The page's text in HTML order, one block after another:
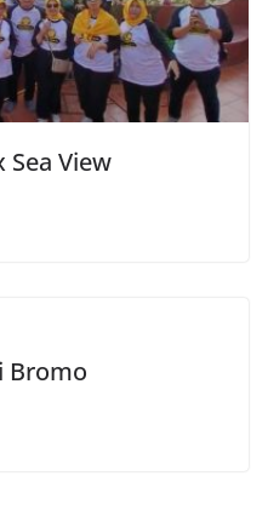
Sea View
Bromo